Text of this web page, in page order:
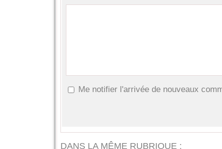
Me notifier l'arrivée de nouveaux
DANS LA MÊME RUBRIQUE :